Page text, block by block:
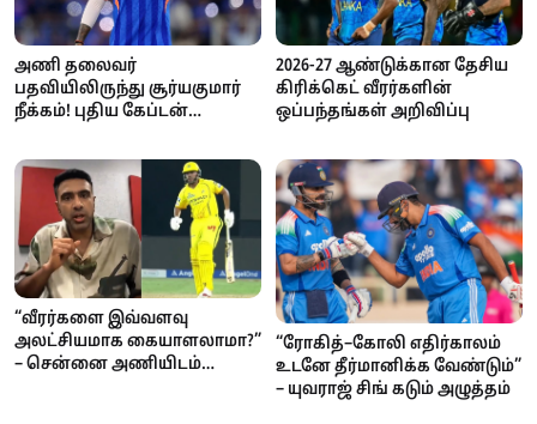
அணி தலைவர்
பதவியிலிருந்து சூர்யகுமார்
நீக்கம்! புதிய கேப்டன்
2026-27 ஆண்டுக்கான தேசிய
கிரிக்கெட் வீரர்களின்
ஒப்பந்தங்கள் அறிவிப்பு
“வீரர்களை இவ்வளவு
அலட்சியமாக கையாளலாமா?”
– சென்னை அணியிடம்
“ரோகித்–கோலி எதிர்காலம்
உடனே தீர்மானிக்க வேண்டும்”
– யுவராஜ் சிங் கடும் அழுத்தம்